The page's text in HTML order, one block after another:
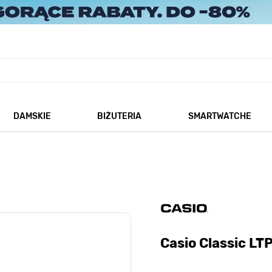
DAMSKIE
BIŻUTERIA
SMARTWATCHE
Casio Classic